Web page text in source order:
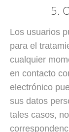
5.
Los usuarios
para el
cualquier
en contacto
electrónico
sus datos
tales casos,